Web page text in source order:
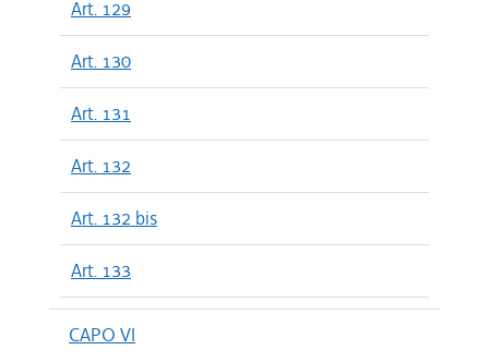
Art. 129
Art. 130
Art. 131
Art. 132
Art. 132 bis
Art. 133
CAPO VI